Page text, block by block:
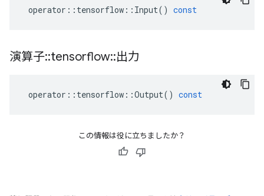
operator :: tensorflow :: Input() const
演算子::tensorflow::出力
operator :: tensorflow ::Output() const
この情報は役に立ちましたか？